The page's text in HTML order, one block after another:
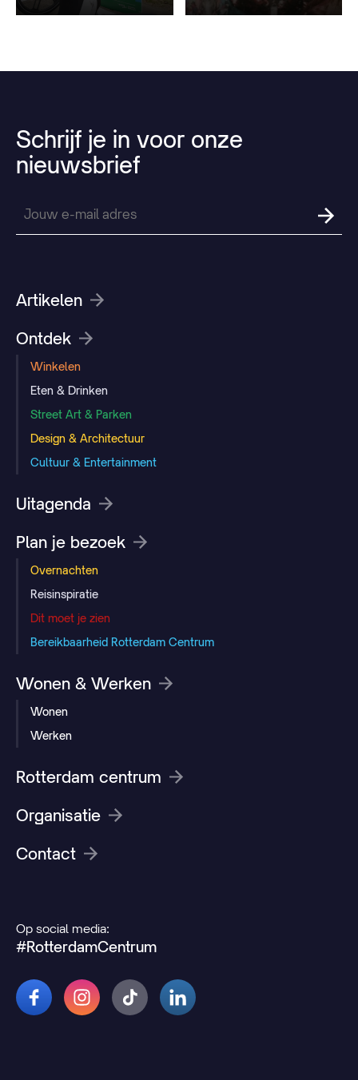
Schrijf je in voor onze
nieuwsbrief
Artikelen
Ontdek
Winkelen
Eten & Drinken
Street Art & Parken
Design & Architectuur
Cultuur & Entertainment
Uitagenda
Plan je bezoek
Overnachten
Reisinspiratie
Dit moet je zien
Bereikbaarheid Rotterdam Centrum
Wonen & Werken
Wonen
Werken
Rotterdam centrum
Organisatie
Contact
Op social media:
#RotterdamCentrum